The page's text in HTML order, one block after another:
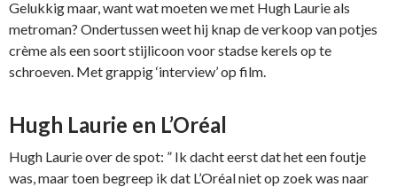
Gelukkig maar, want wat moeten we met Hugh Laurie als
metroman? Ondertussen weet hij knap de verkoop van potjes
crème als een soort stijlicoon voor stadse kerels op te
schroeven. Met grappig ‘interview’ op film.
Hugh Laurie en L’Oréal
Hugh Laurie over de spot: ” Ik dacht eerst dat het een foutje
was, maar toen begreep ik dat L’Oréal niet op zoek was naar